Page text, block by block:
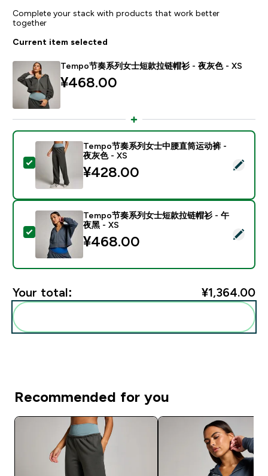
Complete your stack with products that work better
together
Current item selected
Tempo节奏系列女士短款拉链帽衫 - 夜灰色 - XS
¥468.00‎
Select this product - Tempo节奏系列女士中腰直筒运
Tempo节奏系列女士中腰直筒运动裤 -
夜灰色 - XS
¥428.00‎
Select this product - Tempo节奏系列女士短款拉链帽
Tempo节奏系列女士短款拉链帽衫 - 午
夜黑 - XS
¥468.00‎
Your total: ¥1,364.00‎
Recommended for you